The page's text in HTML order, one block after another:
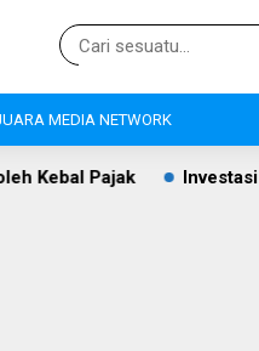
MEDIA NETWORK
Kebal Pajak Investasi